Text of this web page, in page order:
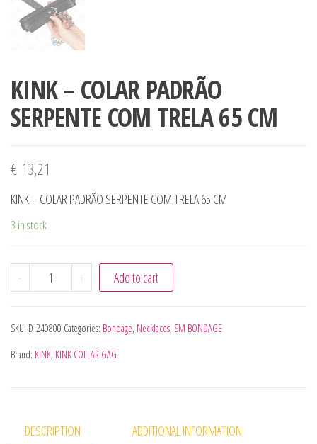
KINK – COLAR PADRÃO
SERPENTE COM TRELA 65 CM
€ 13,21
KINK – COLAR PADRÃO SERPENTE COM TRELA 65 CM
3 in stock
- KINK - COLAR PADRÃO SERPENTE COM TRELA 65 CM
+ Add to cart
SKU: D-240800 Categories: Bondage, Necklaces, SM BONDAGE
Brand: KINK, KINK COLLAR GAG
DESCRIPTION ADDITIONAL INFORMATION